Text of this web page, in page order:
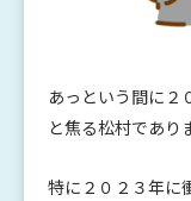
あっという間に２
と焦る松村であり
特に２０２３年に